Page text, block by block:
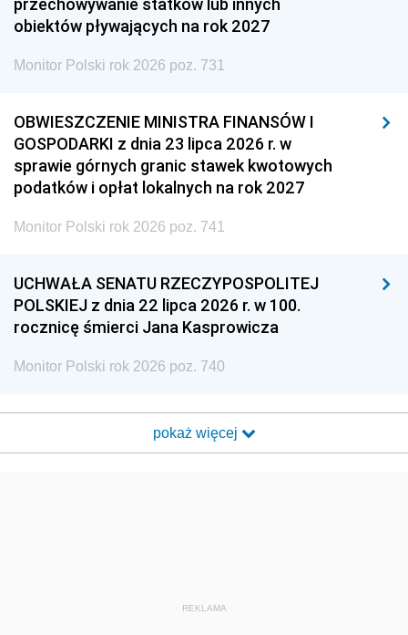
obiektów pływających na rok 2027
Monitor Polski rok 2026 poz. 731
OBWIESZCZENIE MINISTRA FINANSÓW I
GOSPODARKI z dnia 23 lipca 2026 r. w
sprawie górnych granic stawek kwotowych
podatków i opłat lokalnych na rok 2027
Monitor Polski rok 2026 poz. 741
UCHWAŁA SENATU RZECZYPOSPOLITEJ
POLSKIEJ z dnia 22 lipca 2026 r. w 100.
rocznicę śmierci Jana Kasprowicza
Monitor Polski rok 2026 poz. 740
pokaż więcej
REKLAMA